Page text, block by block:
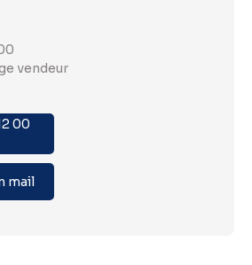
vendeur
00
mail